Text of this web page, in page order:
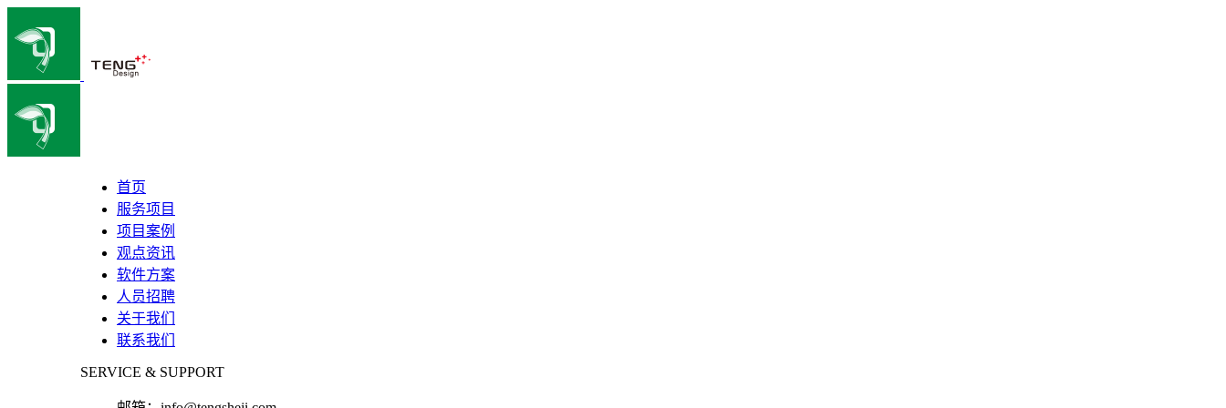
首页
服务项目
项目案例
观点资讯
软件方案
人员招聘
关于我们
联系我们
SERVICE & SUPPORT